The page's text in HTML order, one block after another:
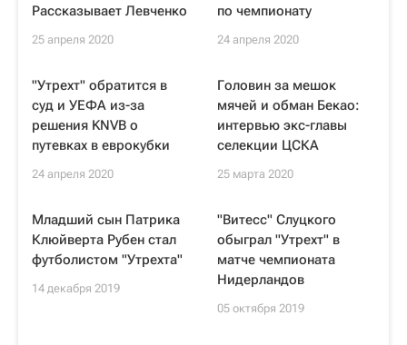
Рассказывает Левченко
25 апреля 2020
по чемпионату
24 апреля 2020
"Утрехт" обратится в
суд и УЕФА из-за
решения KNVB о
путевках в еврокубки
24 апреля 2020
Головин за мешок
мячей и обман Бекао:
интервью экс-главы
селекции ЦСКА
25 марта 2020
Младший сын Патрика
Клюйверта Рубен стал
футболистом "Утрехта"
14 декабря 2019
"Витесс" Слуцкого
обыграл "Утрехт" в
матче чемпионата
Нидерландов
05 октября 2019